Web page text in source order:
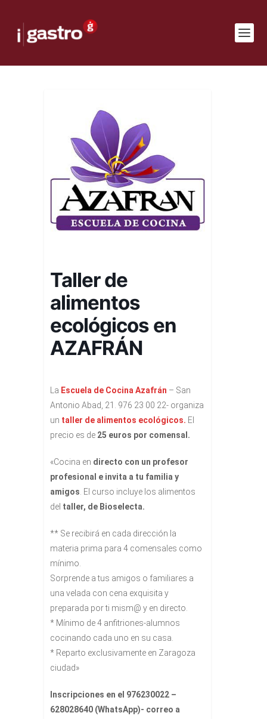
Taller de
alimentos
ecológicos en
AZAFRÁN
La Escuela de Cocina Azafrán – San
Antonio Abad, 21. 976 23 00 22- organiza
un taller de alimentos ecológicos. El
precio es de 25 euros por comensal.
«Cocina en directo con un profesor
profesional e invita a tu familia y
amigos . El curso incluye los alimentos
del taller, de Bioselecta.
** Se recibirá en cada dirección la
materia prima para 4 comensales como
mínimo.
Sorprende a tus amigos o familiares a
una velada con cena exquisita y
preparada por ti mism@ y en directo.
* Mínimo de 4 anfitriones-alumnos
cocinando cada uno en su casa.
* Reparto exclusivamente en Zaragoza
ciudad»
Inscripciones en el 976230022 –
628028640 (WhatsApp)- correo a